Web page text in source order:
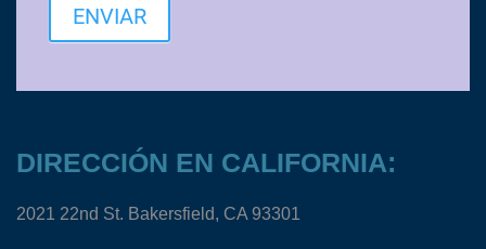
ENVIAR
DIRECCIÓN EN CALIFORNIA:
2021 22nd St. Bakersfield, CA 93301